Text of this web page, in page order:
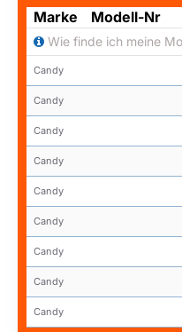
Marke Modell-Nr
Wie finde ich meine
Candy
Candy
Candy
Candy
Candy
Candy
Candy
Candy
Candy